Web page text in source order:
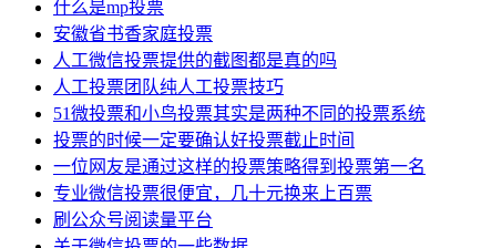
什么是mp投票
安徽省书香家庭投票
人工微信投票提供的截图都是真的吗
人工投票团队纯人工投票技巧
51微投票和小鸟投票其实是两种不同的投票系统
投票的时候一定要确认好投票截止时间
一位网友是通过这样的投票策略得到投票第一名
专业微信投票很便宜，几十元换来上百票
刷公众号阅读量平台